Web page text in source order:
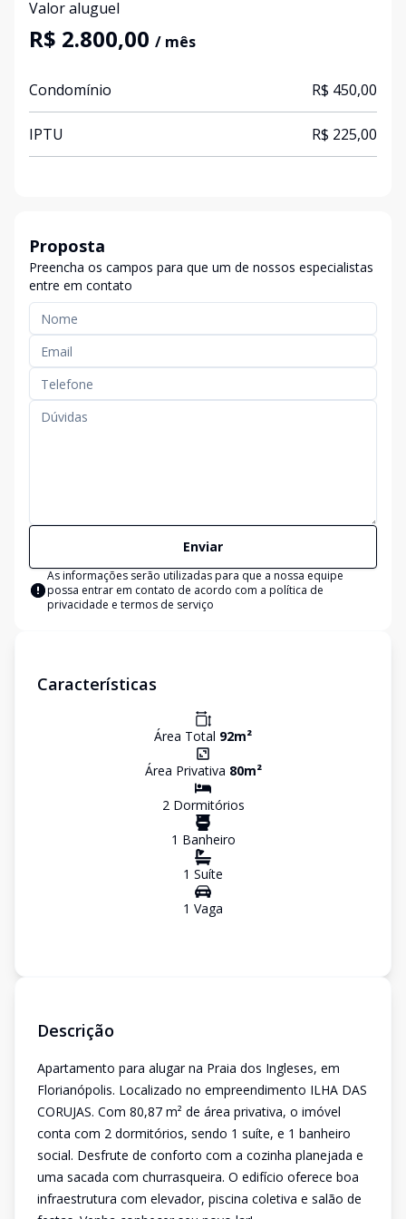
Valor aluguel
R$ 2.800,00 / mês
Condomínio R$ 450,00
IPTU R$ 225,00
Proposta
Preencha os campos para que um de nossos especialistas
entre em contato
Enviar
As informações serão utilizadas para que a nossa equipe
possa entrar em contato de acordo com a política de
privacidade e termos de serviço
Características
Área Total 92m²
Área Privativa 80m²
2Dormitórios
1 Banheiro
1 Suíte
1 Vaga
Descrição
Apartamento para alugar na Praia dos Ingleses, em
Florianópolis. Localizado no empreendimento ILHA DAS
CORUJAS. Com 80,87 m² de área privativa, o imóvel
conta com 2 dormitórios, sendo 1 suíte, e 1 banheiro
social. Desfrute de conforto com a cozinha planejada e
uma sacada com churrasqueira. O edifício oferece boa
infraestrutura com elevador, piscina coletiva e salão de